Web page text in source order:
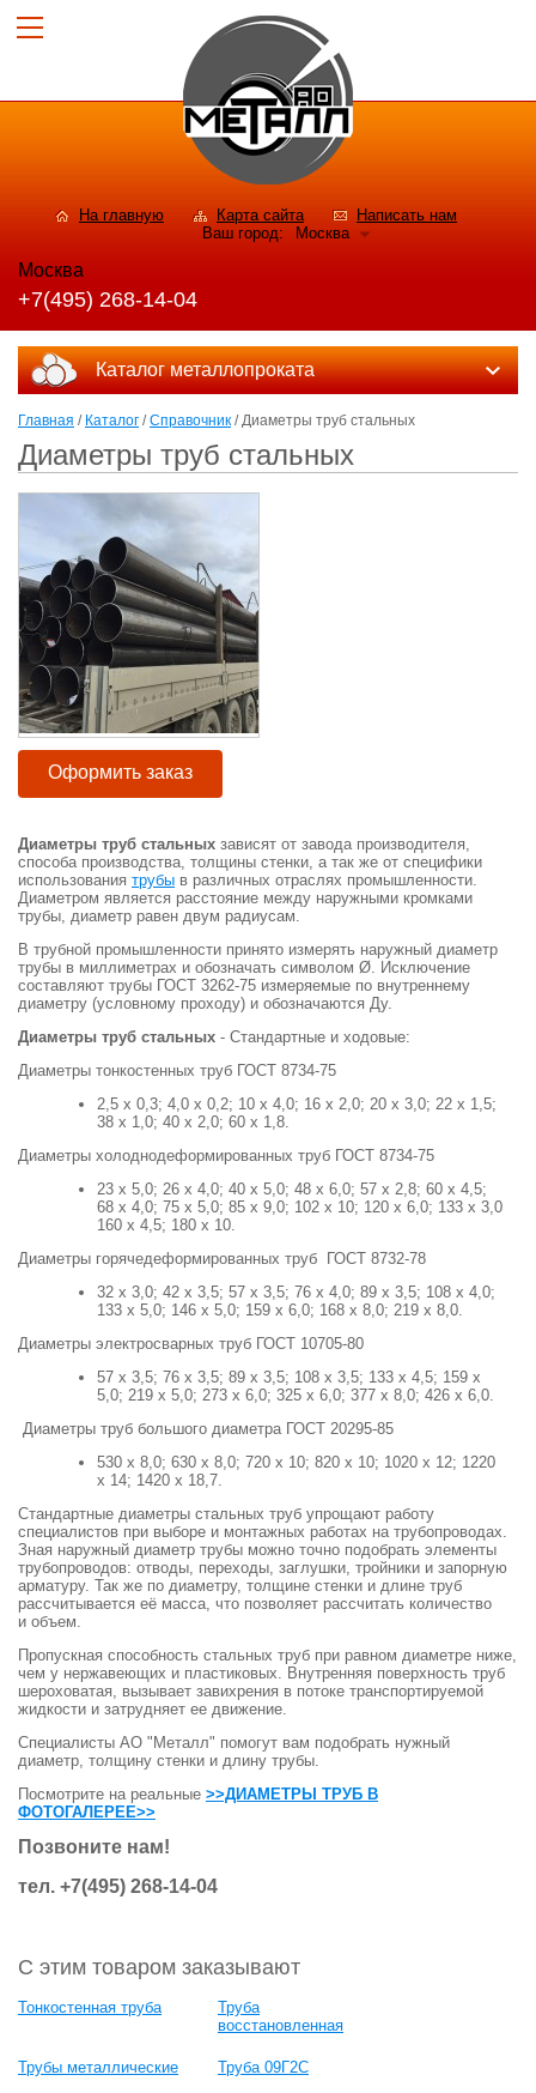
На главную Карта сайта
Написать нам
Ваш город:
Москва
Москва
+7(495) 268-14-04
Каталог металлопроката
Главная / Каталог /Справочник / Диаметры труб стальных
Диаметры труб стальных
Оформить заказ
Диаметры труб стальных зависят от завода производителя,
способа производства, толщины стенки, а так же от специфики
использования трубы в различных отраслях промышленности.
Диаметром является расстояние между наружными кромками
трубы, диаметр равен двум радиусам.
В трубной промышленности принято измерять наружный диаметр
трубы в миллиметрах и обозначать символом Ø. Исключение
составляют трубы ГОСТ 3262-75 измеряемые по внутреннему
диаметру (условному проходу) и обозначаются Ду.
Диаметры труб стальных - Стандартные и ходовые:
Диаметры тонкостенных труб ГОСТ 8734-75
2,5 х 0,3; 4,0 х 0,2; 10 х 4,0; 16 х 2,0; 20 х 3,0; 22 х 1,5;
38 х 1,0; 40 х 2,0; 60 х 1,8.
Диаметры холоднодеформированных труб ГОСТ 8734-75
23 х 5,0; 26 х 4,0; 40 х 5,0; 48 х 6,0; 57 х 2,8; 60 х 4,5;
68 х 4,0; 75 х 5,0; 85 х 9,0; 102 х 10; 120 х 6,0; 133 х 3,0
160 х 4,5; 180 х 10.
Диаметры горячедеформированных труб ГОСТ 8732-78
32 х 3,0; 42 х 3,5; 57 х 3,5; 76 х 4,0; 89 х 3,5; 108 х 4,0;
133 х 5,0; 146 х 5,0; 159 х 6,0; 168 х 8,0; 219 х 8,0.
Диаметры электросварных труб ГОСТ 10705-80
57 х 3,5; 76 х 3,5; 89 х 3,5; 108 х 3,5; 133 х 4,5; 159 х
5,0; 219 х 5,0; 273 х 6,0; 325 х 6,0; 377 х 8,0; 426 х 6,0.
Диаметры труб большого диаметра ГОСТ 20295-85
530 х 8,0; 630 х 8,0; 720 х 10; 820 х 10; 1020 х 12; 1220
х 14; 1420 х 18,7.
Стандартные диаметры стальных труб упрощают работу
специалистов при выборе и монтажных работах на трубопроводах.
Зная наружный диаметр трубы можно точно подобрать элементы
трубопроводов: отводы, переходы, заглушки, тройники и запорную
арматуру. Так же по диаметру, толщине стенки и длине труб
рассчитывается её масса, что позволяет рассчитать количество
и объем.
Пропускная способность стальных труб при равном диаметре ниже,
чем у нержавеющих и пластиковых. Внутренняя поверхность труб
шероховатая, вызывает завихрения в потоке транспортируемой
жидкости и затрудняет ее движение.
Специалисты АО "Металл" помогут вам подобрать нужный
диаметр, толщину стенки и длину трубы.
Посмотрите на реальные >>ДИАМЕТРЫ ТРУБ В
ФОТОГАЛЕРЕЕ>>
Позвоните нам!
тел. +7(495) 268-14-04
С этим товаром заказывают
Тонкостенная труба
Труба
восстановленная
Трубы металлические Труба 09Г2С